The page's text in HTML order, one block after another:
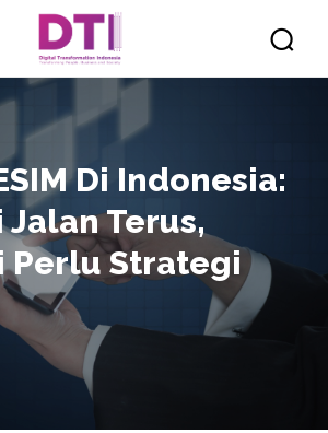
Di Indonesia:
Jalan Terus,
Perlu Strategi